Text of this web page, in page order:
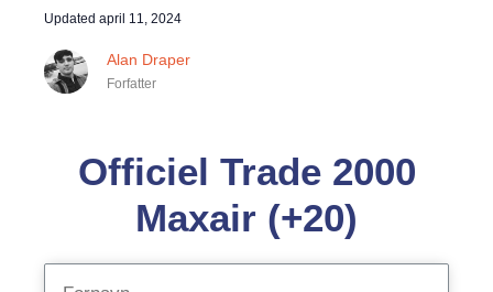
Updated april 11, 2024
Alan Draper
Forfatter
Officiel Trade 2000
Maxair (+20)